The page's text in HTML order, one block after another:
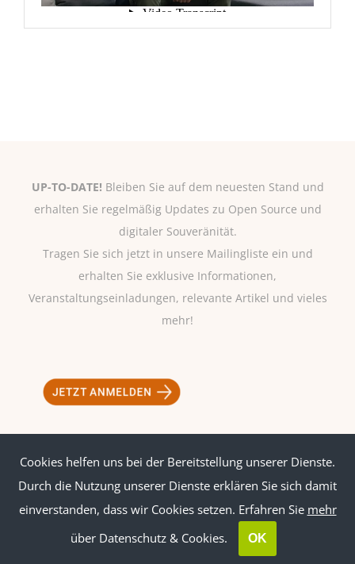
UP-TO-DATE! Bleiben Sie auf dem neuesten Stand und
erhalten Sie regelmäßig Updates zu Open Source und
digitaler Souveränität.
Tragen Sie sich jetzt in unsere Mailingliste ein und
erhalten Sie exklusive Informationen,
Veranstaltungseinladungen, relevante Artikel und vieles
mehr!
Impressum|Datenschutz
© Copyright2026 | ossbig | All Rights Reserved
Cookies helfen uns bei der Bereitstellung unserer Dienste.
Durch die Nutzung unserer Dienste erklären Sie sich damit
einverstanden, dass wir Cookies setzen. Erfahren Sie mehr
über Datenschutz & Cookies.
OK